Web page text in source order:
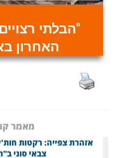
"הבלתי
האחרון
מאמר
אזהרת צפייה: רקטות
צבאי סוני